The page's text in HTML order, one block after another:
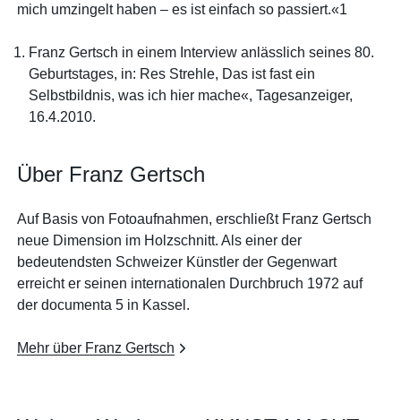
mich umzingelt haben – es ist einfach so passiert.«1
Franz Gertsch in einem Interview anlässlich seines 80.
Geburtstages, in: Res Strehle, Das ist fast ein
Selbstbildnis, was ich hier mache«, Tagesanzeiger,
16.4.2010.
Über Franz Gertsch
Auf Basis von Fotoaufnahmen, erschließt Franz Gertsch
neue Dimension im Holzschnitt. Als einer der
bedeutendsten Schweizer Künstler der Gegenwart
erreicht er seinen internationalen Durchbruch 1972 auf
der documenta 5 in Kassel.
Mehr über Franz Gertsch